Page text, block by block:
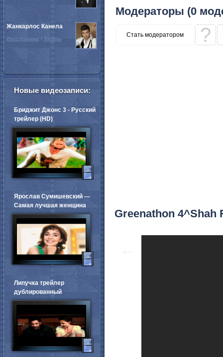
Модераторы (0
Стать модератором ?
Greenathon 4^Shah
Жанкарлос Канела
Иностранные / Актёры
Новые видеозаписи:
Бриджит Джонс 3 - Русский
трейлер (HD)
Ярослав Сумишевский ---
Самая лучшая женщина
Липучка трейлер
дублированный